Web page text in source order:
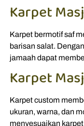
Karpet
Karpet bermotif saf
barisan salat.
jamaah dapat
Karpet
Karpet custom
ukuran, warna, dan
menyesuaikan